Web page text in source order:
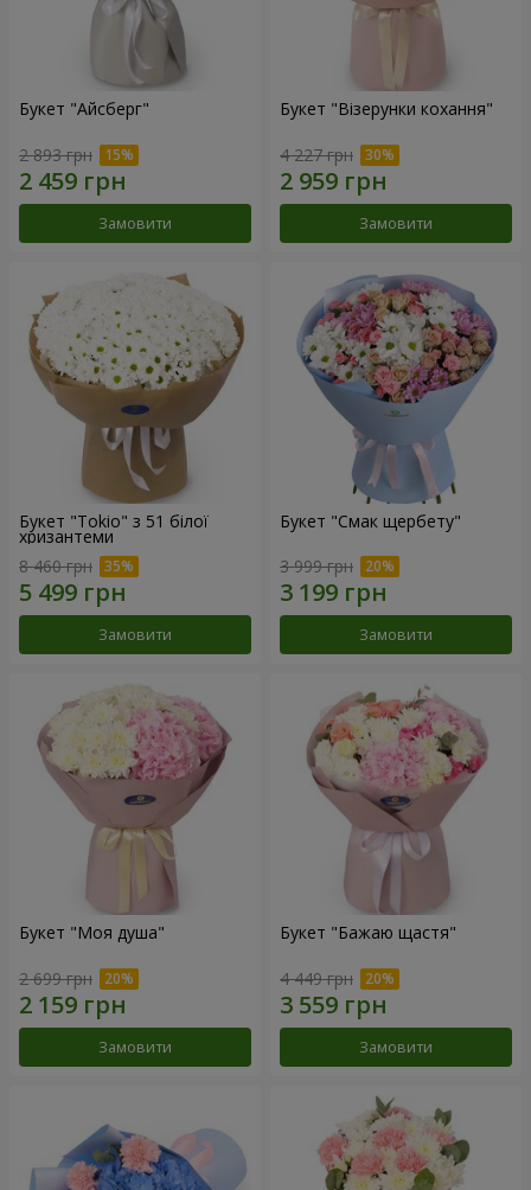
Букет "Айсберг"
2 893 грн
Замовити
Букет "Візерунки кохання"
4 227 грн
Замовити
Букет "Tokio" з 51 білої
хризантеми
8 460 грн
Замовити
Букет "Смак щербету"
3 999 грн
Замовити
Букет "Моя душа"
2 699 грн
Замовити
Букет "Бажаю щастя"
4 449 грн
Замовити